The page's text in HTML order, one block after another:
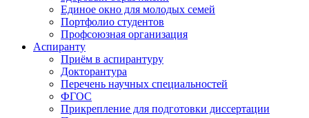
Единое окно для молодых семей
Портфолио студентов
Профсоюзная организация
Аспиранту
Приём в аспирантуру
Докторантура
Перечень научных специальностей
ФГОС
Прикрепление для подготовки диссертации